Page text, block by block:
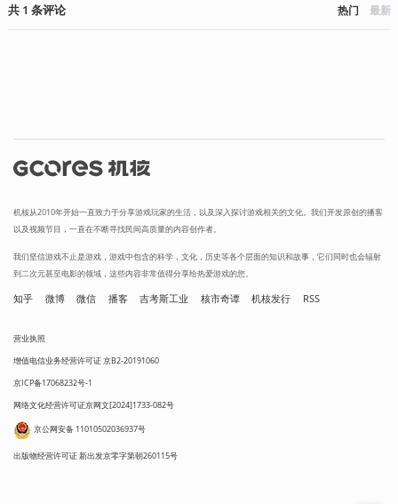
共 1 条评论 热门 最新
机核从2010年开始一直致力于分享游戏玩家的生活，以及深入探讨游戏相关的文化。我们开发原创的播客
以及视频节目，一直在不断寻找民间高质量的内容创作者。
我们坚信游戏不止是游戏，游戏中包含的科学，文化，历史等各个层面的知识和故事，它们同时也会辐射
到二次元甚至电影的领域，这些内容非常值得分享给热爱游戏的您。
知乎 微博 微信 播客 吉考斯工业 核市奇谭 机核发行 RSS
营业执照
增值电信业务经营许可证 京B2-20191060
京ICP备17068232号-1
网络文化经营许可证京网文[2024]1733-082号
京公网安备 11010502036937号
出版物经营许可证 新出发京零字第朝260115号